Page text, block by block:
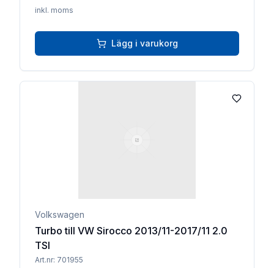
inkl. moms
Lägg i varukorg
Lägg till
Volkswagen
Turbo till VW Sirocco 2013/11-2017/11 2.0
TSI
Art.nr: 701955